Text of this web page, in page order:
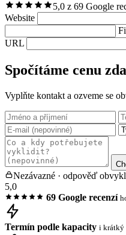
5,0 z 69 Google
Website
URL
Spočítáme cenu
Vyplňte kontakt a ozveme se
Nezávazné · odpověď
5,0
69 Google recenzí
Termín podle kapacity i krátký